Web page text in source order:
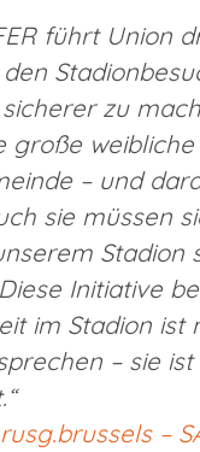
führt Union
zu
große weibliche
– und
sie müssen
Stadion
Initiative
im Stadion ist
– sie ist
rusg.brussels –